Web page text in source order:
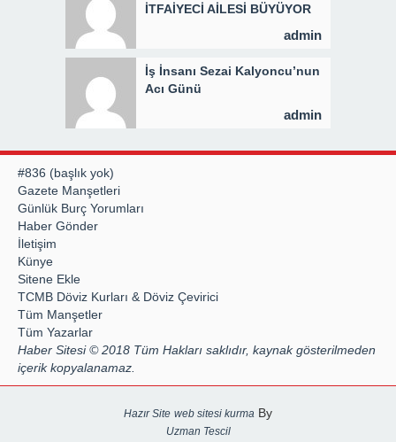
İTFAİYECİ AİLESİ BÜYÜYOR
admin
İş İnsanı Sezai Kalyoncu’nun
Acı Günü
admin
#836 (başlık yok)
Gazete Manşetleri
Günlük Burç Yorumları
Haber Gönder
İletişim
Künye
Sitene Ekle
TCMB Döviz Kurları & Döviz Çevirici
Tüm Manşetler
Tüm Yazarlar
Haber Sitesi © 2018 Tüm Hakları saklıdır, kaynak gösterilmeden
içerik kopyalanamaz.
Hazır Site web sitesi kurma By
Uzman Tescil